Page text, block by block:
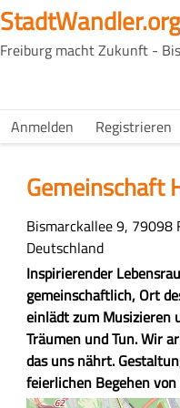
Direkt
zum
Inhalt
StadtWandler.org
Freiburg macht Zukunft -
Main
H4C
USER
Anmelden Registrieren
Gemeinschaft
Adresse
Bismarckallee 9, 79098
Deutschland
Z
u
s
a
m
m
Inspirierender
gemeinschaftlich, Ort
einlädt zum Musizieren
Träumen und Tun. Wir
das uns nährt.
feierlichen Begehen